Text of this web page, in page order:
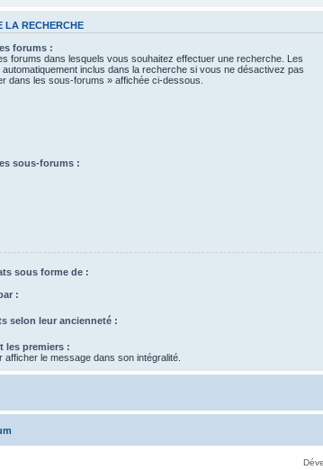
LA RECHERCHE
forums :
forums dans lesquels vous souhaitez effectuer une recherche. Les
inclus dans la recherche si vous ne désactivez pas
dans les sous-forums » affichée ci-dessous.
sous-forums :
sous forme de :
:
selon leur ancienneté :
les premiers :
afficher le message dans son intégralité.